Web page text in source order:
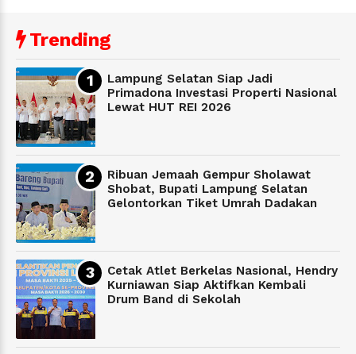
Trending
Lampung Selatan Siap Jadi
Primadona Investasi Properti Nasional
Lewat HUT REI 2026
Ribuan Jemaah Gempur Sholawat
Shobat, Bupati Lampung Selatan
Gelontorkan Tiket Umrah Dadakan
Cetak Atlet Berkelas Nasional, Hendry
Kurniawan Siap Aktifkan Kembali
Drum Band di Sekolah